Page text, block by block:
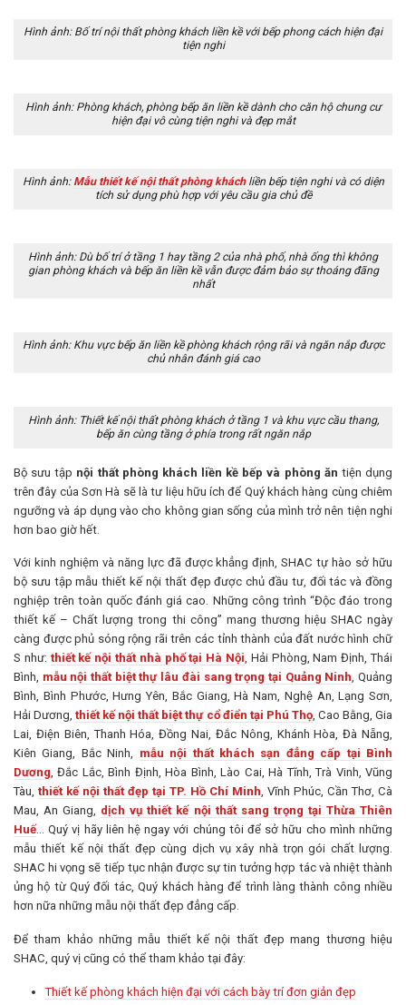
Hình ảnh: Bố trí nội thất phòng khách liền kề với bếp phong cách hiện đại
tiện nghi
Hình ảnh: Phòng khách, phòng bếp ăn liền kề dành cho căn hộ chung cư
hiện đại vô cùng tiện nghi và đẹp mắt
Hình ảnh: Mẫu thiết kế nội thất phòng kháchliền bếp tiện nghi và có diện
tích sử dụng phù hợp với yêu cầu gia chủ đề
Hình ảnh: Dù bố trí ở tầng 1 hay tầng 2 của nhà phố, nhà ống thì không
gian phòng khách và bếp ăn liền kề vẫn được đảm bảo sự thoáng đãng
nhất
Hình ảnh: Khu vực bếp ăn liền kề phòng khách rộng rãi và ngăn nắp được
chủ nhân đánh giá cao
Hình ảnh: Thiết kế nội thất phòng khách ở tầng 1 và khu vực cầu thang,
bếp ăn cùng tầng ở phía trong rất ngăn nắp
Bộ sưu tập nội thất phòng khách liền kề bếp và phòng ăn tiện dụng
trên đây của Sơn Hà sẽ là tư liệu hữu ích để Quý khách hàng cùng chiêm
ngưỡng và áp dụng vào cho không gian sống của mình trở nên tiện nghi
hơn bao giờ hết.
Với kinh nghiệm và năng lực đã được khẳng định, SHAC tự hào sở hữu
bộ sưu tập mẫu thiết kế nội thất đẹp được chủ đầu tư, đối tác và đồng
nghiệp trên toàn quốc đánh giá cao. Những công trình “Độc đáo trong
thiết kế – Chất lượng trong thi công” mang thương hiệu SHAC ngày
càng được phủ sóng rộng rãi trên các tỉnh thành của đất nước hình chữ
S như: thiết kế nội thất nhà phố tại Hà Nội, Hải Phòng, Nam Định, Thái
Bình, mẫu nội thất biệt thự lâu đài sang trọng tại Quảng Ninh, Quảng
Bình, Bình Phước, Hưng Yên, Bắc Giang, Hà Nam, Nghệ An, Lạng Sơn,
Hải Dương,thiết kế nội thất biệt thự cổ điển tại Phú Thọ, Cao Bằng, Gia
Lai, Điện Biên, Thanh Hóa, Đồng Nai, Đắc Nông, Khánh Hòa, Đà Nẵng,
Kiên Giang, Bắc Ninh, mẫu nội thất khách sạn đẳng cấp tại Bình
Dương, Đắc Lắc, Bình Định, Hòa Bình, Lào Cai, Hà Tĩnh, Trà Vinh, Vũng
Tàu, thiết kế nội thất đẹp tại TP. Hồ Chí Minh, Vĩnh Phúc, Cần Thơ, Cà
Mau, An Giang, dịch vụ thiết kế nội thất sang trọng tại Thừa Thiên
Huế… Quý vị hãy liên hệ ngay với chúng tôi để sở hữu cho mình những
mẫu thiết kế nội thất đẹp cùng dịch vụ xây nhà trọn gói chất lượng.
SHAC hi vọng sẽ tiếp tục nhận được sự tin tưởng hợp tác và nhiệt thành
ủng hộ từ Quý đối tác, Quý khách hàng để trình làng thành công nhiều
hơn nữa những mẫu nội thất đẹp đẳng cấp.
Để tham khảo những mẫu thiết kế nội thất đẹp mang thương hiệu
SHAC, quý vị cũng có thể tham khảo tại đây:
Thiết kế phòng khách hiện đại với cách bày trí đơn giản đẹp